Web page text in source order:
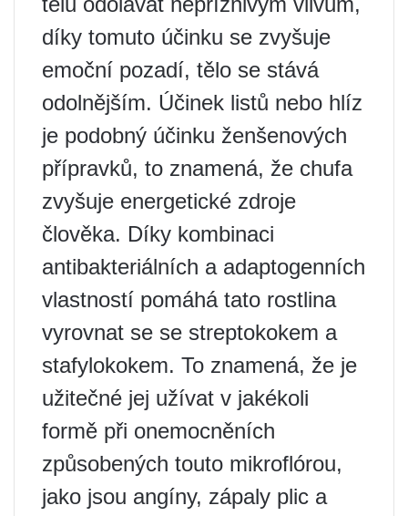
díky tomuto účinku se zvyšuje
emoční pozadí, tělo se stává
odolnějším. Účinek listů nebo hlíz
je podobný účinku ženšenových
přípravků, to znamená, že chufa
zvyšuje energetické zdroje
člověka. Díky kombinaci
antibakteriálních a adaptogenních
vlastností pomáhá tato rostlina
vyrovnat se se streptokokem a
stafylokokem. To znamená, že je
užitečné jej užívat v jakékoli
formě při onemocněních
způsobených touto mikroflórou,
jako jsou angíny, zápaly plic a